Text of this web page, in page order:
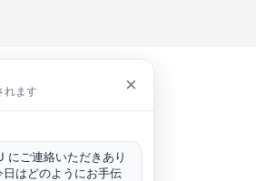
れます ×
にご連絡いただきあり
はどのようにお手伝